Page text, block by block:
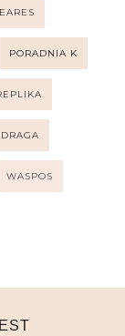
PORADNIA K
WASPOS